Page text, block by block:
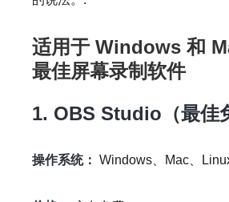
适用于 Windows 和
最佳屏幕录制软件
1. OBS Studio（最佳
操作系统： Windows、Mac、